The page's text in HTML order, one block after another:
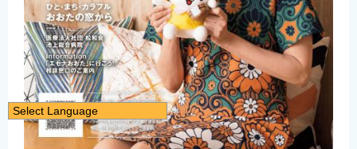
Select Language
日本語